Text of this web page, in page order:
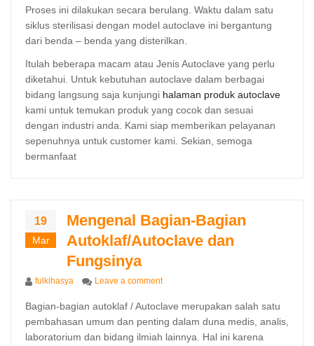
Proses ini dilakukan secara berulang. Waktu dalam satu
siklus sterilisasi dengan model autoclave ini bergantung
dari benda – benda yang disterilkan.
Itulah beberapa macam atau Jenis Autoclave yang perlu
diketahui. Untuk kebutuhan autoclave dalam berbagai
bidang langsung saja kunjungi halaman produk autoclave
kami untuk temukan produk yang cocok dan sesuai
dengan industri anda. Kami siap memberikan pelayanan
sepenuhnya untuk customer kami. Sekian, semoga
bermanfaat
19
Mar
Mengenal Bagian-Bagian
Autoklaf/Autoclave dan
Fungsinya
Author
fulkihasya Leave a commenton Mengenal Bagian-Bagian Autoklaf/
Bagian-bagian autoklaf / Autoclave merupakan salah satu
pembahasan umum dan penting dalam duna medis, analis,
laboratorium dan bidang ilmiah lainnya. Hal ini karena